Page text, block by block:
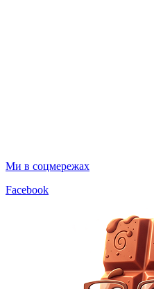
Ми в соцмережах
Facebook